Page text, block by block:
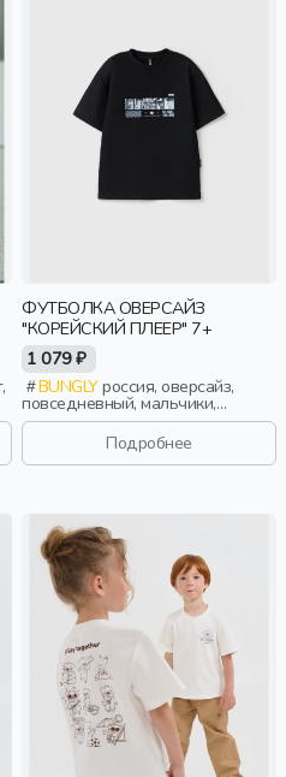
ФУТБОЛКА ОВЕРСАЙЗ
"КОРЕЙСКИЙ ПЛЕЕР" 7+
1 079 ₽
BUNGLYроссия, оверсайз,
повседневный, мальчики,
школьники, подростки, дети
Подробнее